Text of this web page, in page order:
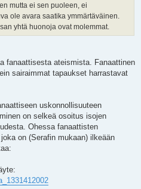
mutta ei sen puoleen, ei
ole avara saatika ymmärtäväinen.
yhtä huonoja ovat molemmat.
fanaattisesta ateismista. Fanaattinen
sairaimmat tapaukset harrastavat
uskonnollisuuteen
on selkeä osoitus isojen
Ohessa fanaattisten
on (Serafin mukaan) ilkeään